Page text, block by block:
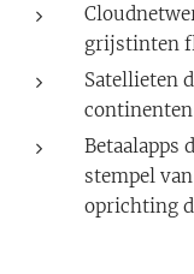
grijstinten
Satellieten
Betaalapps
stempel
oprichting